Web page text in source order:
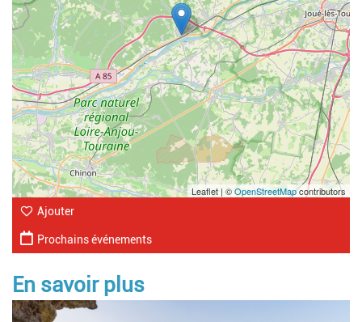
Leaflet | ©OpenStreetMapcontributors
Ajouter
Prochains événements
En savoir plus